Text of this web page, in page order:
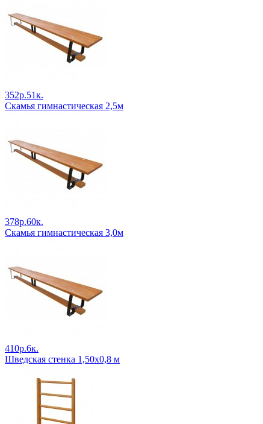
352р.51к.
Скамья гимнастическая 2,5м
378р.60к.
Скамья гимнастическая 3,0м
410р.6к.
Шведская стенка 1,50х0,8 м